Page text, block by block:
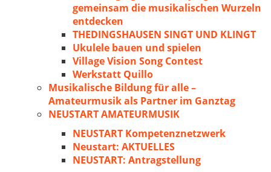
gemeinsam die musikalischen Wurzeln
entdecken
THEDINGSHAUSEN SINGT UND KLINGT
Ukulele bauen und spielen
Village Vision Song Contest
Werkstatt Quillo
Musikalische Bildung für alle –
Amateurmusik als Partner im Ganztag
NEUSTART AMATEURMUSIK
NEUSTART Kompetenznetzwerk
Neustart: AKTUELLES
NEUSTART: Antragstellung